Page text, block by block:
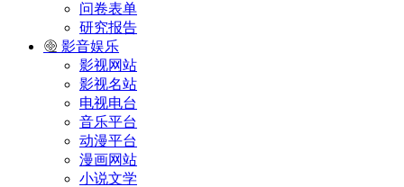
问卷表单
研究报告
影音娱乐
影视网站
影视名站
电视电台
音乐平台
动漫平台
漫画网站
小说文学